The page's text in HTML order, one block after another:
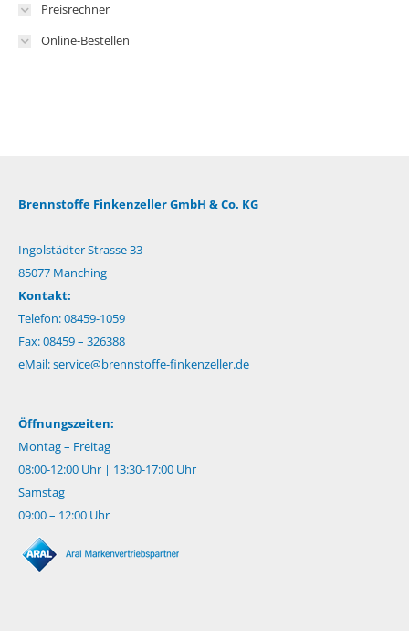
Preisrechner
Online-Bestellen
Brennstoffe Finkenzeller GmbH & Co. KG
Ingolstädter Strasse 33
85077 Manching
Kontakt:
Telefon: 08459-1059
Fax: 08459 – 326388
eMail:service@brennstoffe-finkenzeller.de
Öffnungszeiten:
Montag – Freitag
08:00-12:00 Uhr | 13:30-17:00 Uhr
Samstag
09:00 – 12:00 Uhr